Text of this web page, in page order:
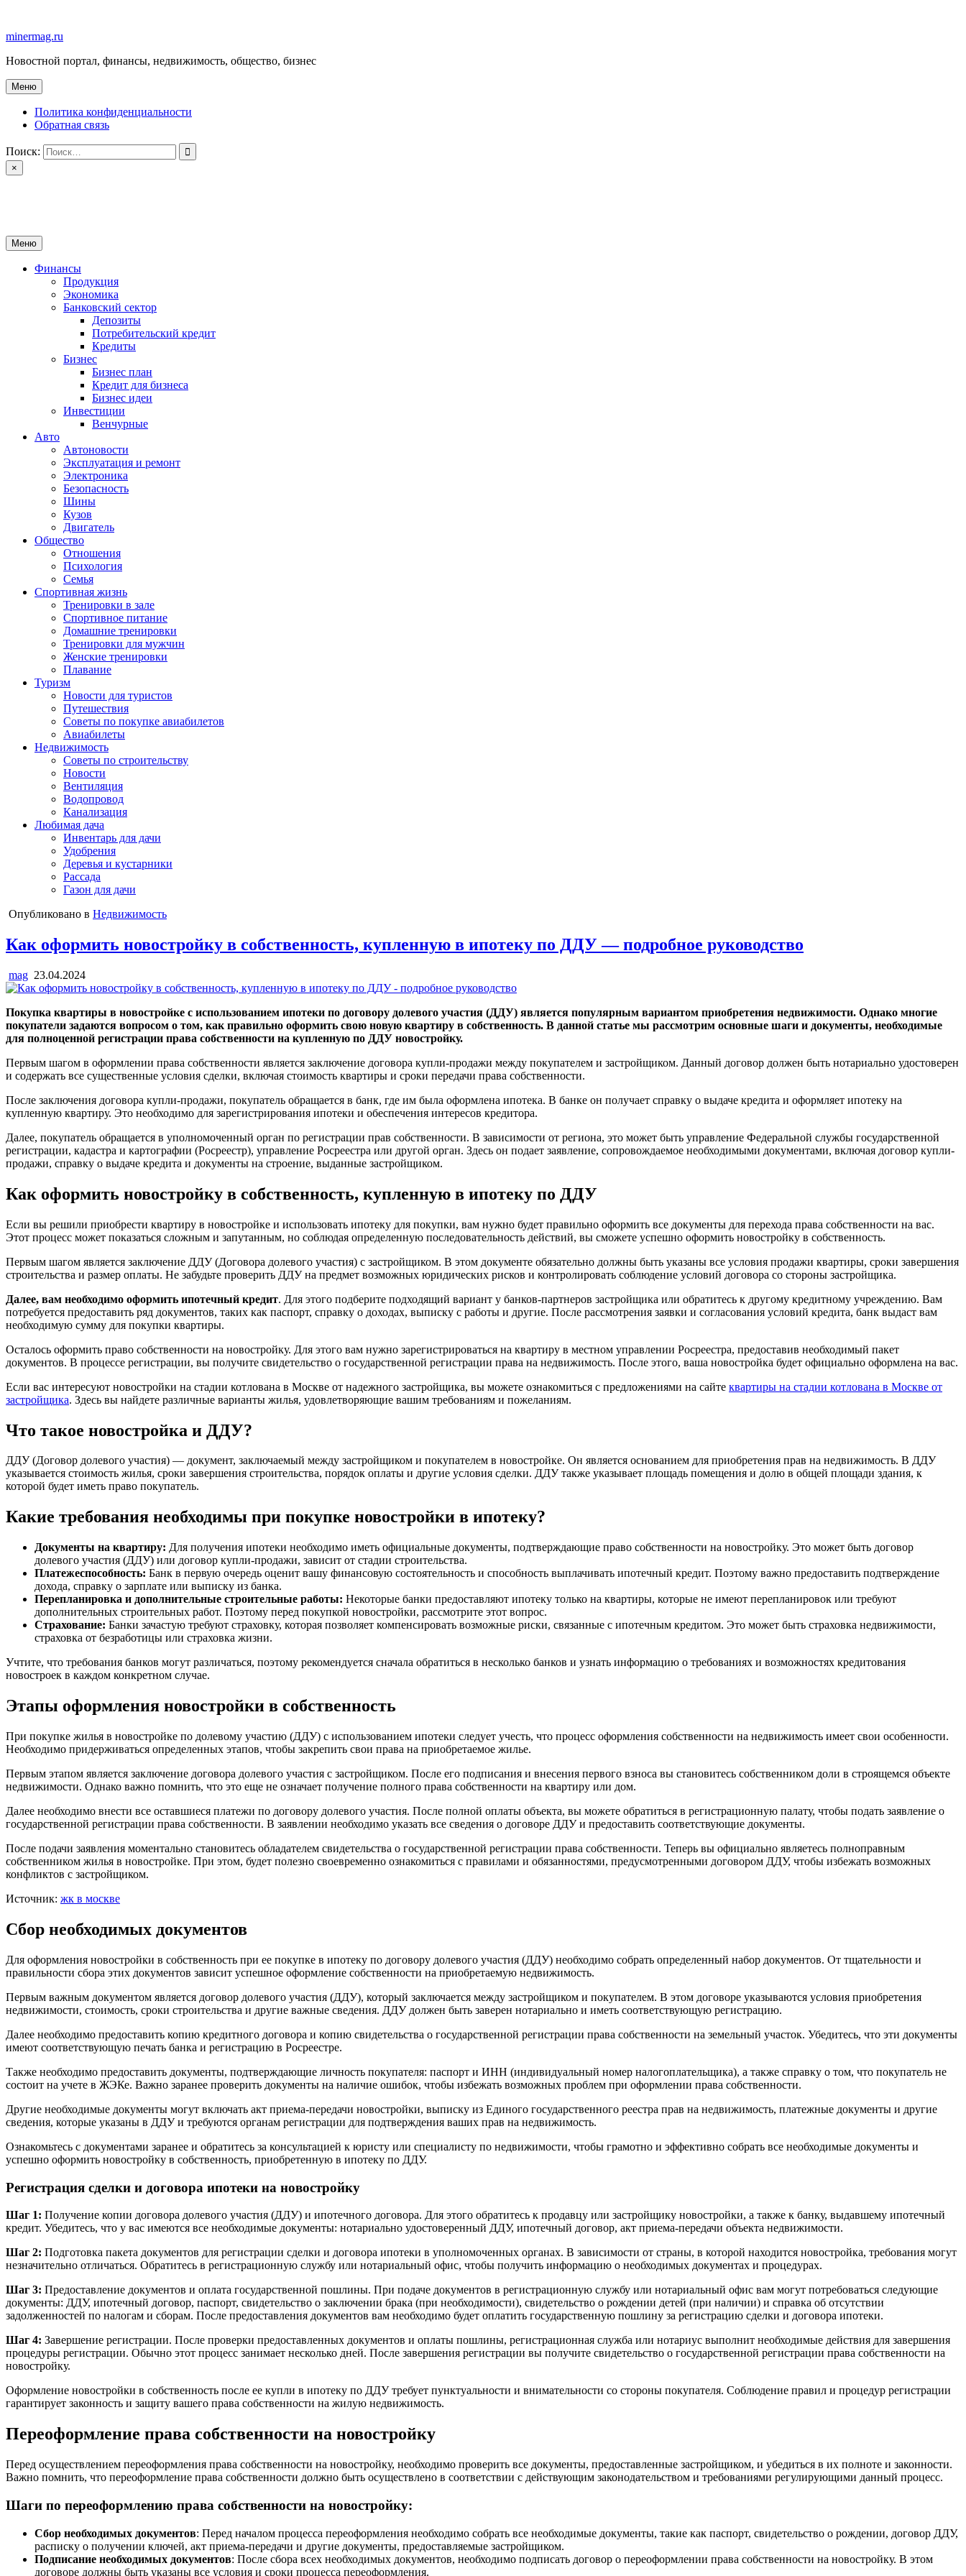
содержимому
minermag.ru
Новостной портал, финансы, недвижимость, общество, бизнес
Меню
Политика конфиденциальности
Обратная связь
Поиск:
×
Меню
Финансы
Продукция
Экономика
Банковский сектор
Депозиты
Потребительский кредит
Кредиты
Бизнес
Бизнес план
Кредит для бизнеса
Бизнес идеи
Инвестиции
Венчурные
Авто
Автоновости
Эксплуатация и ремонт
Электроника
Безопасность
Шины
Кузов
Двигатель
Общество
Отношения
Психология
Семья
Спортивная жизнь
Тренировки в зале
Спортивное питание
Домашние тренировки
Тренировки для мужчин
Женские тренировки
Плавание
Туризм
Новости для туристов
Путешествия
Советы по покупке авиабилетов
Авиабилеты
Недвижимость
Советы по строительству
Новости
Вентиляция
Водопровод
Канализация
Любимая дача
Инвентарь для дачи
Удобрения
Деревья и кустарники
Рассада
Газон для дачи
Опубликовано в Недвижимость
Как оформить новостройку в собственность, купленную в ипотеку по ДДУ — подробное руководство
mag 23.04.2024
Покупка квартиры в новостройке с использованием ипотеки по договору долевого участия (ДДУ) является популярным вариантом приобретения недвижимости. Однако многие
покупатели задаются вопросом о том, как правильно оформить свою новую квартиру в собственность. В данной статье мы рассмотрим основные шаги и документы, необходимые
для полноценной регистрации права собственности на купленную по ДДУ новостройку.
Первым шагом в оформлении права собственности является заключение договора купли-продажи между покупателем и застройщиком. Данный договор должен быть нотариально удостоверен
и содержать все существенные условия сделки, включая стоимость квартиры и сроки передачи права собственности.
После заключения договора купли-продажи, покупатель обращается в банк, где им была оформлена ипотека. В банке он получает справку о выдаче кредита и оформляет ипотеку на
купленную квартиру. Это необходимо для зарегистрирования ипотеки и обеспечения интересов кредитора.
Далее, покупатель обращается в уполномоченный орган по регистрации прав собственности. В зависимости от региона, это может быть управление Федеральной службы государственной
регистрации, кадастра и картографии (Росреестр), управление Росреестра или другой орган. Здесь он подает заявление, сопровождаемое необходимыми документами, включая договор купли-
продажи, справку о выдаче кредита и документы на строение, выданные застройщиком.
Как оформить новостройку в собственность, купленную в ипотеку по ДДУ
Если вы решили приобрести квартиру в новостройке и использовать ипотеку для покупки, вам нужно будет правильно оформить все документы для перехода права собственности на вас.
Этот процесс может показаться сложным и запутанным, но соблюдая определенную последовательность действий, вы сможете успешно оформить новостройку в собственность.
Первым шагом является заключение ДДУ (Договора долевого участия) с застройщиком. В этом документе обязательно должны быть указаны все условия продажи квартиры, сроки завершения
строительства и размер оплаты. Не забудьте проверить ДДУ на предмет возможных юридических рисков и контролировать соблюдение условий договора со стороны застройщика.
Далее, вам необходимо оформить ипотечный кредит. Для этого подберите подходящий вариант у банков-партнеров застройщика или обратитесь к другому кредитному учреждению. Вам
потребуется предоставить ряд документов, таких как паспорт, справку о доходах, выписку с работы и другие. После рассмотрения заявки и согласования условий кредита, банк выдаст вам
необходимую сумму для покупки квартиры.
Осталось оформить право собственности на новостройку. Для этого вам нужно зарегистрироваться на квартиру в местном управлении Росреестра, предоставив необходимый пакет
документов. В процессе регистрации, вы получите свидетельство о государственной регистрации права на недвижимость. После этого, ваша новостройка будет официально оформлена на вас.
Если вас интересуют новостройки на стадии котлована в Москве от надежного застройщика, вы можете ознакомиться с предложениями на сайте квартиры на стадии котлована в Москве от
застройщика. Здесь вы найдете различные варианты жилья, удовлетворяющие вашим требованиям и пожеланиям.
Что такое новостройка и ДДУ?
ДДУ (Договор долевого участия) — документ, заключаемый между застройщиком и покупателем в новостройке. Он является основанием для приобретения прав на недвижимость. В ДДУ
указывается стоимость жилья, сроки завершения строительства, порядок оплаты и другие условия сделки. ДДУ также указывает площадь помещения и долю в общей площади здания, к
которой будет иметь право покупатель.
Какие требования необходимы при покупке новостройки в ипотеку?
Документы на квартиру: Для получения ипотеки необходимо иметь официальные документы, подтверждающие право собственности на новостройку. Это может быть договор
долевого участия (ДДУ) или договор купли-продажи, зависит от стадии строительства.
Платежеспособность: Банк в первую очередь оценит вашу финансовую состоятельность и способность выплачивать ипотечный кредит. Поэтому важно предоставить подтверждение
дохода, справку о зарплате или выписку из банка.
Перепланировка и дополнительные строительные работы: Некоторые банки предоставляют ипотеку только на квартиры, которые не имеют перепланировок или требуют
дополнительных строительных работ. Поэтому перед покупкой новостройки, рассмотрите этот вопрос.
Страхование: Банки зачастую требуют страховку, которая позволяет компенсировать возможные риски, связанные с ипотечным кредитом. Это может быть страховка недвижимости,
страховка от безработицы или страховка жизни.
Учтите, что требования банков могут различаться, поэтому рекомендуется сначала обратиться в несколько банков и узнать информацию о требованиях и возможностях кредитования
новостроек в каждом конкретном случае.
Этапы оформления новостройки в собственность
При покупке жилья в новостройке по долевому участию (ДДУ) с использованием ипотеки следует учесть, что процесс оформления собственности на недвижимость имеет свои особенности.
Необходимо придерживаться определенных этапов, чтобы закрепить свои права на приобретаемое жилье.
Первым этапом является заключение договора долевого участия с застройщиком. После его подписания и внесения первого взноса вы становитесь собственником доли в строящемся объекте
недвижимости. Однако важно помнить, что это еще не означает получение полного права собственности на квартиру или дом.
Далее необходимо внести все оставшиеся платежи по договору долевого участия. После полной оплаты объекта, вы можете обратиться в регистрационную палату, чтобы подать заявление о
государственной регистрации права собственности. В заявлении необходимо указать все сведения о договоре ДДУ и предоставить соответствующие документы.
После подачи заявления моментально становитесь обладателем свидетельства о государственной регистрации права собственности. Теперь вы официально являетесь полноправным
собственником жилья в новостройке. При этом, будет полезно своевременно ознакомиться с правилами и обязанностями, предусмотренными договором ДДУ, чтобы избежать возможных
конфликтов с застройщиком.
Источник: жк в москве
Сбор необходимых документов
Для оформления новостройки в собственность при ее покупке в ипотеку по договору долевого участия (ДДУ) необходимо собрать определенный набор документов. От тщательности и
правильности сбора этих документов зависит успешное оформление собственности на приобретаемую недвижимость.
Первым важным документом является договор долевого участия (ДДУ), который заключается между застройщиком и покупателем. В этом договоре указываются условия приобретения
недвижимости, стоимость, сроки строительства и другие важные сведения. ДДУ должен быть заверен нотариально и иметь соответствующую регистрацию.
Далее необходимо предоставить копию кредитного договора и копию свидетельства о государственной регистрации права собственности на земельный участок. Убедитесь, что эти документы
имеют соответствующую печать банка и регистрацию в Росреестре.
Также необходимо предоставить документы, подтверждающие личность покупателя: паспорт и ИНН (индивидуальный номер налогоплательщика), а также справку о том, что покупатель не
состоит на учете в ЖЭКе. Важно заранее проверить документы на наличие ошибок, чтобы избежать возможных проблем при оформлении права собственности.
Другие необходимые документы могут включать акт приема-передачи новостройки, выписку из Единого государственного реестра прав на недвижимость, платежные документы и другие
сведения, которые указаны в ДДУ и требуются органам регистрации для подтверждения ваших прав на недвижимость.
Ознакомьтесь с документами заранее и обратитесь за консультацией к юристу или специалисту по недвижимости, чтобы грамотно и эффективно собрать все необходимые документы и
успешно оформить новостройку в собственность, приобретенную в ипотеку по ДДУ.
Регистрация сделки и договора ипотеки на новостройку
Шаг 1: Получение копии договора долевого участия (ДДУ) и ипотечного договора. Для этого обратитесь к продавцу или застройщику новостройки, а также к банку, выдавшему ипотечный
кредит. Убедитесь, что у вас имеются все необходимые документы: нотариально удостоверенный ДДУ, ипотечный договор, акт приема-передачи объекта недвижимости.
Шаг 2: Подготовка пакета документов для регистрации сделки и договора ипотеки в уполномоченных органах. В зависимости от страны, в которой находится новостройка, требования могут
незначительно отличаться. Обратитесь в регистрационную службу или нотариальный офис, чтобы получить информацию о необходимых документах и процедурах.
Шаг 3: Предоставление документов и оплата государственной пошлины. При подаче документов в регистрационную службу или нотариальный офис вам могут потребоваться следующие
документы: ДДУ, ипотечный договор, паспорт, свидетельство о заключении брака (при необходимости), свидетельство о рождении детей (при наличии) и справка об отсутствии
задолженностей по налогам и сборам. После предоставления документов вам необходимо будет оплатить государственную пошлину за регистрацию сделки и договора ипотеки.
Шаг 4: Завершение регистрации. После проверки предоставленных документов и оплаты пошлины, регистрационная служба или нотариус выполнит необходимые действия для завершения
процедуры регистрации. Обычно этот процесс занимает несколько дней. После завершения регистрации вы получите свидетельство о государственной регистрации права собственности на
новостройку.
Оформление новостройки в собственность после ее купли в ипотеку по ДДУ требует пунктуальности и внимательности со стороны покупателя. Соблюдение правил и процедур регистрации
гарантирует законность и защиту вашего права собственности на жилую недвижимость.
Переоформление права собственности на новостройку
Перед осуществлением переоформления права собственности на новостройку, необходимо проверить все документы, предоставленные застройщиком, и убедиться в их полноте и законности.
Важно помнить, что переоформление права собственности должно быть осуществлено в соответствии с действующим законодательством и требованиями регулирующими данный процесс.
Шаги по переоформлению права собственности на новостройку:
Сбор необходимых документов: Перед началом процесса переоформления необходимо собрать все необходимые документы, такие как паспорт, свидетельство о рождении, договор ДДУ,
расписку о получении ключей, акт приема-передачи и другие документы, предоставляемые застройщиком.
Подписание необходимых документов: После сбора всех необходимых документов, необходимо подписать договор о переоформлении права собственности на новостройку. В этом
договоре должны быть указаны все условия и сроки процесса переоформления.